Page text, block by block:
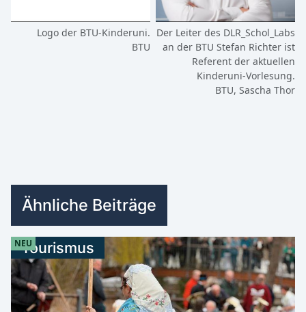
Logo der BTU-Kinderuni.
BTU
Der Leiter des DLR_Schol_Labs
an der BTU Stefan Richter ist
Referent der aktuellen
Kinderuni-Vorlesung.
BTU, Sascha Thor
Ähnliche Beiträge
Tourismus
NEU